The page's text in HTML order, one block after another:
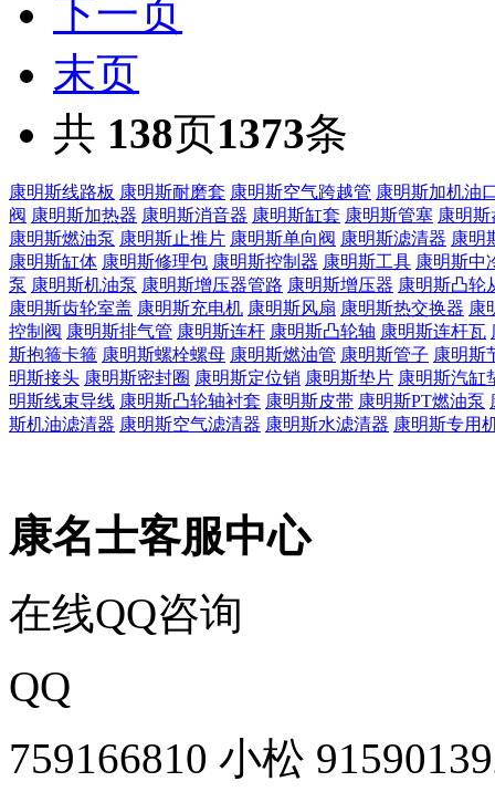
下一页
末页
共 138页1373条
康明斯线路板 康明斯耐磨套 康明斯空气跨越管 康明斯加机油
阀 康明斯加热器 康明斯消音器 康明斯缸套 康明斯管塞 康明
康明斯燃油泵 康明斯止推片 康明斯单向阀 康明斯滤清器 康明
康明斯缸体 康明斯修理包 康明斯控制器 康明斯工具 康明斯中
泵 康明斯机油泵 康明斯增压器管路 康明斯增压器 康明斯凸轮
康明斯齿轮室盖 康明斯充电机 康明斯风扇 康明斯热交换器 康
控制阀 康明斯排气管 康明斯连杆 康明斯凸轮轴 康明斯连杆瓦
斯抱箍卡箍 康明斯螺栓螺母 康明斯燃油管 康明斯管子 康明斯
明斯接头 康明斯密封圈 康明斯定位销 康明斯垫片 康明斯汽缸
明斯线束导线 康明斯凸轮轴衬套 康明斯皮带 康明斯PT燃油泵
斯机油滤清器 康明斯空气滤清器 康明斯水滤清器 康明斯专用
康名士客服中心
在线QQ咨询
QQ
759166810 小松